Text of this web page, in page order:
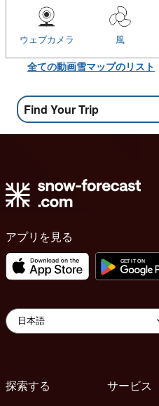
風
ウェブカメラ
全ての動画雪マップのリスト
Find Your Trip
アプリを見る
探索する
サービス